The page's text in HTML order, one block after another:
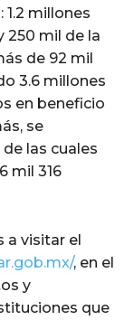
1.2 millones
250 mil de la
de 92 mil
3.6 millones
en beneficio
se
las cuales
mil 316
a visitar el
, en el
y
que